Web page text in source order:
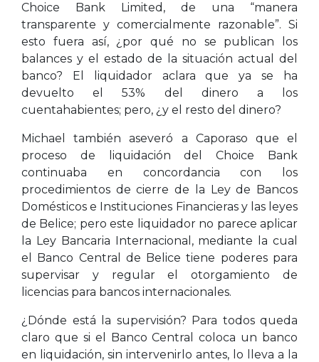
Choice Bank Limited, de una “manera
transparente y comercialmente razonable”. Si
esto fuera así, ¿por qué no se publican los
balances y el estado de la situación actual del
banco? El liquidador aclara que ya se ha
devuelto el 53% del dinero a los
cuentahabientes; pero, ¿y el resto del dinero?
Michael también aseveró a Caporaso que el
proceso de liquidación del Choice Bank
continuaba en concordancia con los
procedimientos de cierre de la Ley de Bancos
Domésticos e Instituciones Financieras y las leyes
de Belice; pero este liquidador no parece aplicar
la Ley Bancaria Internacional, mediante la cual
el Banco Central de Belice tiene poderes para
supervisar y regular el otorgamiento de
licencias para bancos internacionales.
¿Dónde está la supervisión? Para todos queda
claro que si el Banco Central coloca un banco
en liquidación, sin intervenirlo antes, lo lleva a la